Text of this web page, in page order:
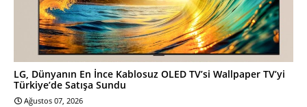
LG, Dünyanın En İnce Kablosuz OLED TV’si Wallpaper TV’yi
Türkiye’de Satışa Sundu
Ağustos 07, 2026